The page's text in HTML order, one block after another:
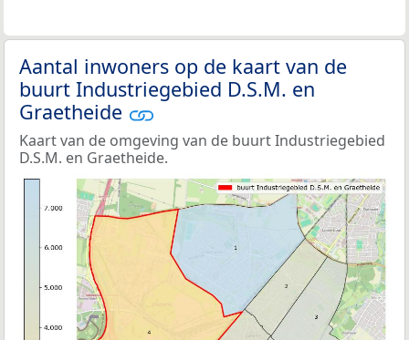
Aantal inwoners op de kaart van de
buurt Industriegebied D.S.M. en
Graetheide
Kaart van de omgeving van de buurt Industriegebied
D.S.M. en Graetheide.